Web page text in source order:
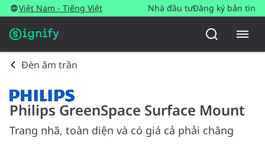
Việt Nam - Tiếng Việt Nhà đầu tưĐăng ký bản tin
Đèn âm trần
Philips GreenSpace Surface Mount
Trang nhã, toàn diện và có giá cả phải chăng